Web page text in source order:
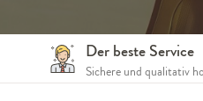
Der beste Service
Sichere und qualitativ